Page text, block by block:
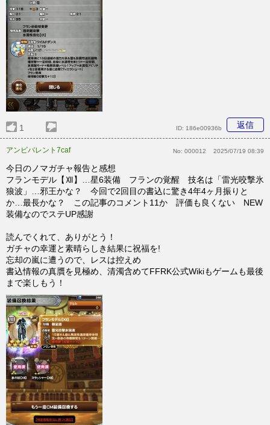
1 返信
ID: 186e00936b
アンビバレント7caf No: 000012 2025/07/19 08:39
今日のノマガチャ報告と感想
フランモデル【Ⅻ】…星6装備 フランの覚醒 技名は「雷光咬撃氷
狼波」…邪王かな？ 今回で2回目の書込に驚き4年4ヶ月振りと
か…最長かな？ この記事のコメント11か 評価も良くない NEW
装備なのでステUP感謝
読んでくれて、ありがとう！
ガチャの幸運と素晴らしき結果に祝福を!
忘却の嵐に遭うので、レスは控えめ
書込情報の真贋を見極め、清濁含めてFFRK公式Wikiもゲームも最後
まで楽しもう！